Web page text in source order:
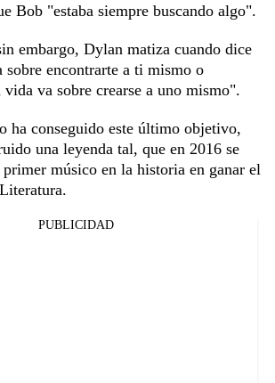
Bob "estaba siempre buscando algo".
embargo, Dylan matiza cuando dice
encontrarte a ti mismo o
va sobre crearse a uno mismo".
ha conseguido este último objetivo,
una leyenda tal, que en 2016 se
músico en la historia en ganar el
PUBLICIDAD